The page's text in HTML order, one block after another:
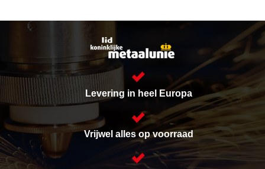
Levering in heel Europa
Vrijwel alles op voorraad